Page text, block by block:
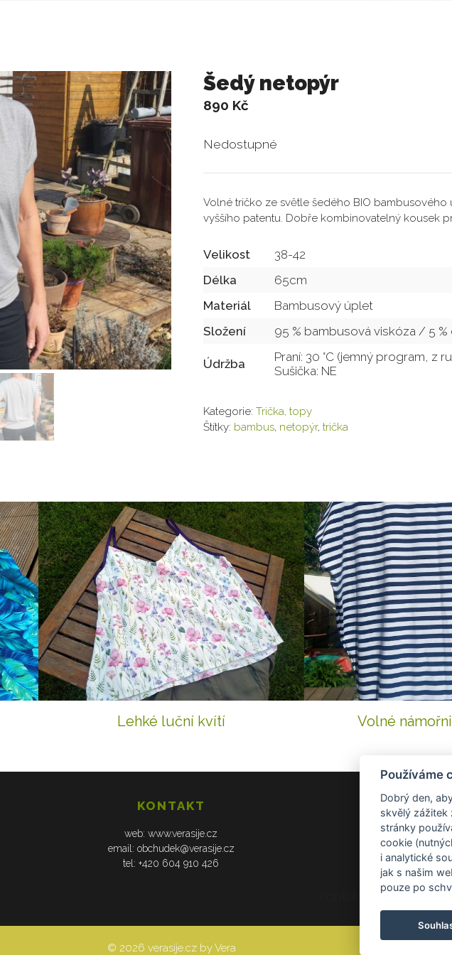
Šedý netopýr
890 Kč
Nedostupné
Volné tričko ze světle šedého BIO bambusového
vyššího patentu. Dobře kombinovatelný kousek
Velikost
38-42
Délka
65cm
Materiál
Bambusový úplet
Složení
95 % bambusová viskóza / 5 %
Údržba
Praní: 30 °C (jemný program, z
Sušička: NE
Kategorie: Trička, topy
Štítky: bambus, netopýr, trička
Lehké luční kvítí Volné
KONTAKT
web: www.verasije.cz
email: obchudek@verasije.cz
tel: +420 604 910 426
Všeobecné
Zásady ochrany
Reklamace a
Kontakt Kontakt
© 2026 verasije.cz by Vera
Používáme
Dobrý den,
skvělý zážitek
stránky
cookie
i analytické
jak s našim
pouze po